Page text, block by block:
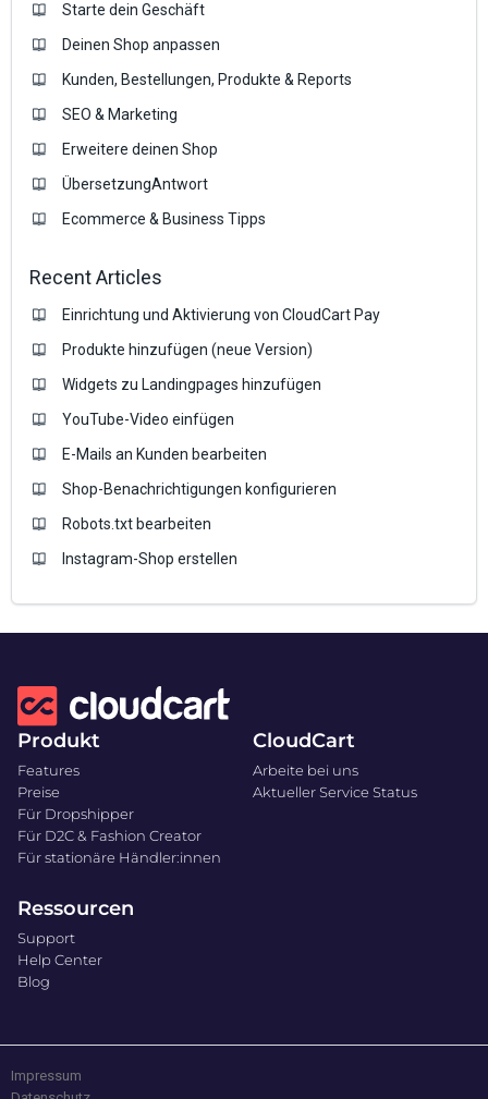
Starte dein Geschäft
Deinen Shop anpassen
Kunden, Bestellungen, Produkte & Reports
SEO & Marketing
Erweitere deinen Shop
ÜbersetzungAntwort
Ecommerce & Business Tipps
Recent Articles
Einrichtung und Aktivierung von CloudCart Pay
Produkte hinzufügen (neue Version)
Widgets zu Landingpages hinzufügen
YouTube-Video einfügen
E-Mails an Kunden bearbeiten
Shop-Benachrichtigungen konfigurieren
Robots.txt bearbeiten
Instagram-Shop erstellen
Produkt
Features
Preise
Für Dropshipper
Für D2C & Fashion Creator
Für stationäre Händler:innen
CloudCart
Arbeite bei uns
Aktueller Service Status
Ressourcen
Support
Help Center
Blog
Impressum